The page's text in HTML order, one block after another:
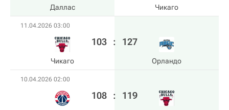
Даллас Чикаго
11.04.2026 03:00
Чикаго
103 : 127
Орландо
10.04.2026 02:00
108 : 119